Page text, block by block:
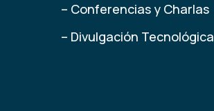
– Conferencias y Charlas
– Divulgación Tecnológica